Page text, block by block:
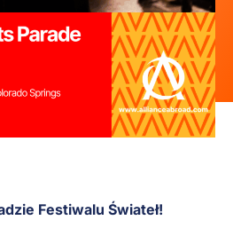
Festiwalu Świateł!